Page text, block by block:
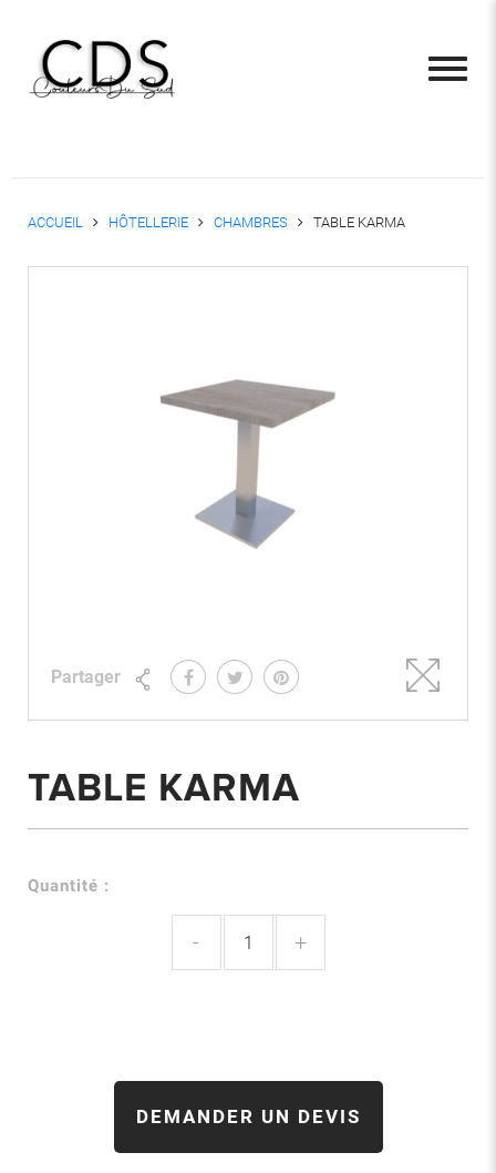
ACCUEIL HÔTELLERIE CHAMBRES TABLE KARMA
Partager
TABLE KARMA
Quantité :
- +
DEMANDER UN DEVIS